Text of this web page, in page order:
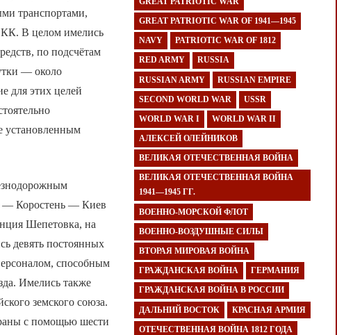
транспортами,
В целом имелись
по подсчётам
— около
для этих целей
установленным
— Коростень — Киев
Шепетовка, на
девять постоянных
способным
Имелись также
земского союза.
с помощью шести
GREAT PATRIOTIC WAR OF 1941—1945
NAVY PATRIOTIC WAR OF 1812
RED ARMY RUSSIA
RUSSIAN ARMY RUSSIAN EMPIRE
SECOND WORLD WAR USSR
WORLD WAR I WORLD WAR II
АЛЕКСЕЙ ОЛЕЙНИКОВ
ВЕЛИКАЯ ОТЕЧЕСТВЕННАЯ ВОЙНА
ВЕЛИКАЯ ОТЕЧЕСТВЕННАЯ ВОЙНА
1941—1945 ГГ.
ВОЕННО-МОРСКОЙ ФЛОТ
ВОЕННО-ВОЗДУШНЫЕ СИЛЫ
ВТОРАЯ МИРОВАЯ ВОЙНА
ГРАЖДАНСКАЯ ВОЙНА ГЕРМАНИЯ
ГРАЖДАНСКАЯ ВОЙНА В РОССИИ
ДАЛЬНИЙ ВОСТОК КРАСНАЯ АРМИЯ
ОТЕЧЕСТВЕННАЯ ВОЙНА 1812 ГОДА